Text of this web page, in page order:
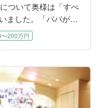
ついて奥様は「すべ
ました。「パパが全
何も出来なく
るお母様に、二人
鑑賞がご趣味だった
『格好良く送る』こ
ました。
〜200万円